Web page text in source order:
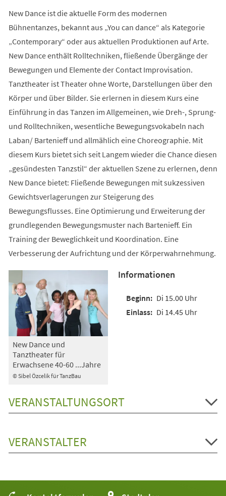
New Dance ist die aktuelle Form des modernen
Bühnentanzes, bekannt aus „You can dance“ als Kategorie
„Contemporary“ oder aus aktuellen Produktionen auf Arte.
New Dance enthält Rolltechniken, fließende Übergänge der
Bewegungen und Elemente der Contact Improvisation.
Tanztheater ist Theater ohne Worte, Darstellungen über den
Körper und über Bilder. Sie erlernen in diesem Kurs eine
Einführung in das Tanzen im Allgemeinen, wie Dreh-, Sprung-
und Rolltechniken, wesentliche Bewegungsvokabeln nach
Laban/ Bartenieff und allmählich eine Choreographie. Mit
diesem Kurs bietet sich seit Langem wieder die Chance diesen
„gesündesten Tanzstil“ der aktuellen Szene zu erlernen, denn
New Dance bietet: Fließende Bewegungen mit sukzessiven
Gewichtsverlagerungen zur Steigerung des
Bewegungsflusses. Eine Optimierung und Erweiterung der
grundlegenden Bewegungsmuster nach Bartenieff. Ein
Training der Beweglichkeit und Koordination. Eine
Verbesserung der Aufrichtung und der Körperwahrnehmung.
© Sibel Özcelik für TanzBau
New Dance und
Tanztheater für
Erwachsene 40-60 ...Jahre
Informationen
Di 15.00 Uhr
Di 14.45 Uhr
VERANSTALTUNGSORT
VERANSTALTER